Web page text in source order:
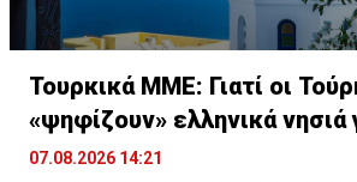
Τουρκικά ΜΜΕ: Γιατί οι
«ψηφίζουν» ελληνικά νησιά
07.08.2026 14:21